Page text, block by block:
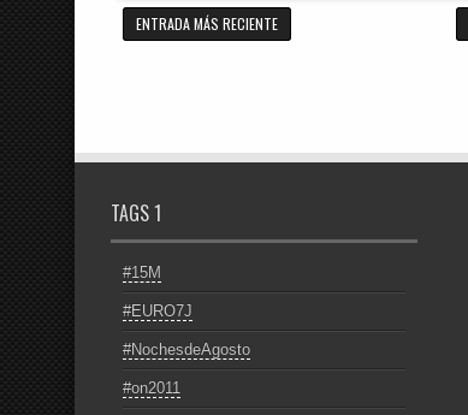
ENTRADA MÁS RECIENTE
TAGS 1
#15M
#EURO7J
#NochesdeAgosto
#on2011